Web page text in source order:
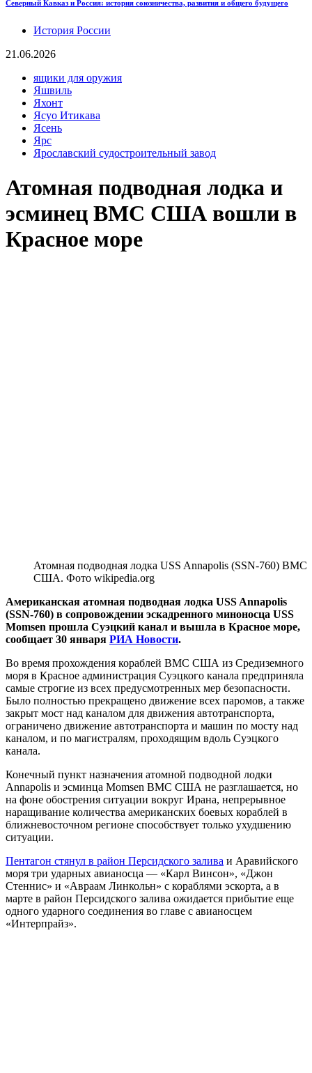
Северный Кавказ и Россия: история союзничества, развития и общего будущего
История России
21.06.2026
ящики для оружия
Яшвиль
Яхонт
Ясуо Итикава
Ясень
Ярс
Ярославский судостроительный завод
Атомная подводная лодка и
эсминец ВМС США вошли в
Красное море
Атомная подводная лодка USS Annapolis (SSN-760) ВМС
США. Фото wikipedia.org
Американская атомная подводная лодка USS Annapolis
(SSN-760) в сопровождении эскадренного миноносца USS
Momsen прошла Суэцкий канал и вышла в Красное море,
сообщает 30 января РИА Новости.
Во время прохождения кораблей ВМС США из Средиземного
моря в Красное администрация Суэцкого канала предприняла
самые строгие из всех предусмотренных мер безопасности.
Было полностью прекращено движение всех паромов, а также
закрыт мост над каналом для движения автотранспорта,
ограничено движение автотранспорта и машин по мосту над
каналом, и по магистралям, проходящим вдоль Суэцкого
канала.
Конечный пункт назначения атомной подводной лодки
Annapolis и эсминца Momsen ВМС США не разглашается, но
на фоне обострения ситуации вокруг Ирана, непрерывное
наращивание количества американских боевых кораблей в
ближневосточном регионе способствует только ухудшению
ситуации.
Пентагон стянул в район Персидского залива и Аравийского
моря три ударных авианосца — «Карл Винсон», «Джон
Стеннис» и «Авраам Линкольн» с кораблями эскорта, а в
марте в район Персидского залива ожидается прибытие еще
одного ударного соединения во главе с авианосцем
«Интерпрайз».